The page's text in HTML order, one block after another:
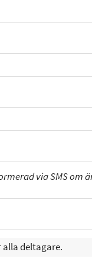
via SMS om
alla deltagare.